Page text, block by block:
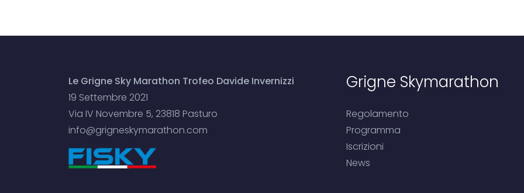
Le Grigne Sky Marathon Trofeo Davide Invernizzi
19 Settembre 2021
Via IV Novembre 5, 23818 Pasturo
info@grigneskymarathon.com
Grigne Skymarathon
Regolamento
Programma
Iscrizioni
News